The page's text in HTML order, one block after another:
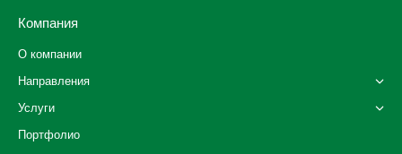
Компания
О компании
Направления
Услуги
Портфолио